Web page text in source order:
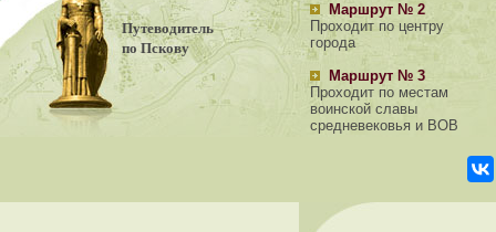
Путеводитель
по Пскову
Маршрут № 2
Проходит по центру
города
Маршрут № 3
Проходит по местам
воинской славы
средневековья и ВОВ